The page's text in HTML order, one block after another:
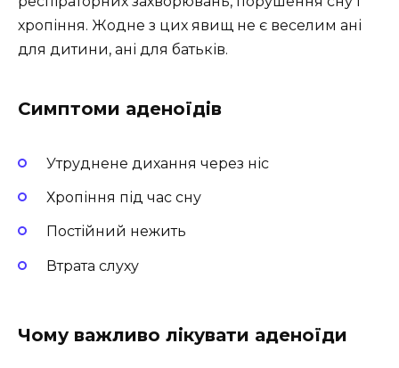
хропіння. Жодне з цих явищ не є веселим ані
для дитини, ані для батьків.
Симптоми аденоїдів
Утруднене дихання через ніс
Хропіння під час сну
Постійний нежить
Втрата слуху
Чому важливо лікувати аденоїди